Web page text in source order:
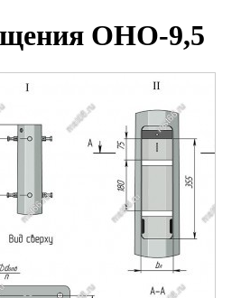
ОНО-9,5